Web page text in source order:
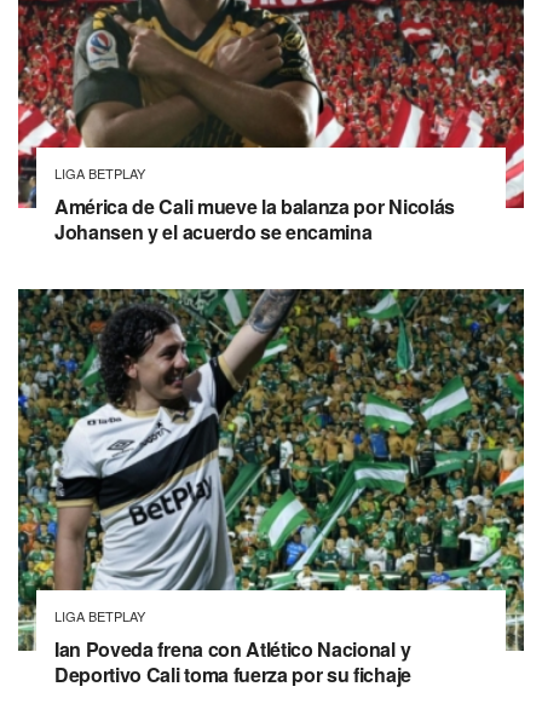
LIGA BETPLAY
América de Cali mueve la balanza por Nicolás
Johansen y el acuerdo se encamina
LIGA BETPLAY
Ian Poveda frena con Atlético Nacional y
Deportivo Cali toma fuerza por su fichaje